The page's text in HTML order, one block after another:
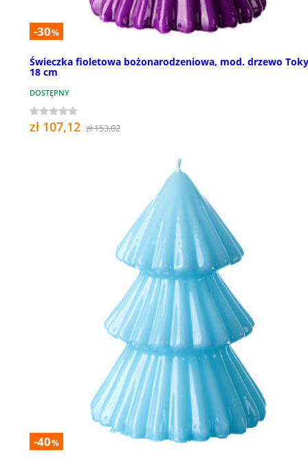
-30%
Świeczka fioletowa bożonarodzeniowa, mod. drzewo
18 cm
DOSTĘPNY
zł 107,12 zł 153,02
-40%